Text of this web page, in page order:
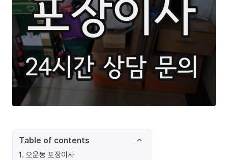
Table of contents
1. 오운동 포장이사